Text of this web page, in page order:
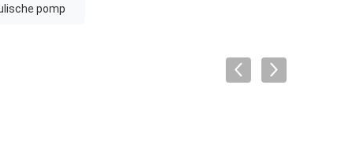
pomp